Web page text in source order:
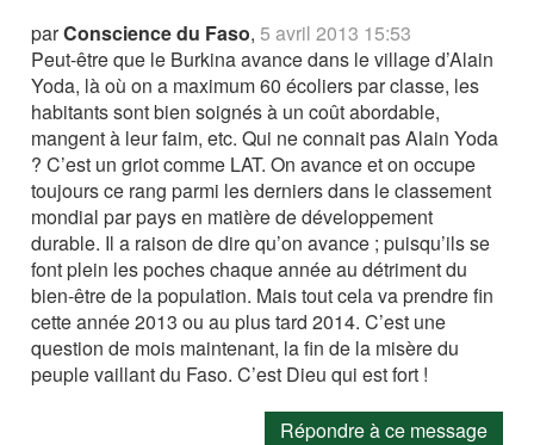
parConscience du Faso,5 avril 2013 15:53
Peut-être que le Burkina avance dans le village d’Alain
Yoda, là où on a maximum 60 écoliers par classe, les
habitants sont bien soignés à un coût abordable,
mangent à leur faim, etc. Qui ne connait pas Alain Yoda
? C’est un griot comme LAT. On avance et on occupe
toujours ce rang parmi les derniers dans le classement
mondial par pays en matière de développement
durable. Il a raison de dire qu’on avance ; puisqu’ils se
font plein les poches chaque année au détriment du
bien-être de la population. Mais tout cela va prendre fin
cette année 2013 ou au plus tard 2014. C’est une
question de mois maintenant, la fin de la misère du
peuple vaillant du Faso. C’est Dieu qui est fort !
Répondre à ce message